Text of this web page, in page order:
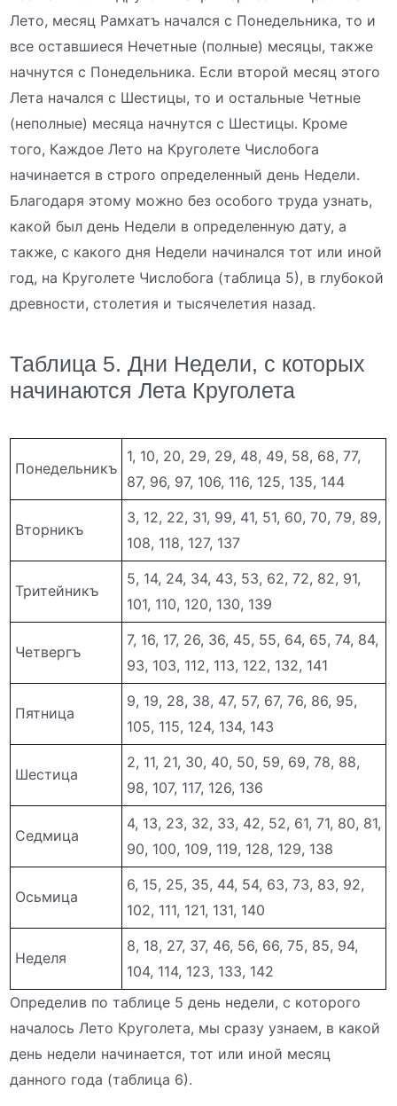
Лето, месяц Рамхатъ начался с Понедельника, то и
все оставшиеся Нечетные (полные) месяцы, также
начнутся с Понедельника. Если второй месяц этого
Лета начался с Шестицы, то и остальные Четные
(неполные) месяца начнутся с Шестицы. Кроме
того, Каждое Лето на Круголете Числобога
начинается в строго определенный день Недели.
Благодаря этому можно без особого труда узнать,
какой был день Недели в определенную дату, а
также, с какого дня Недели начинался тот или иной
год, на Круголете Числобога (таблица 5), в глубокой
древности, столетия и тысячелетия назад.
Таблица 5. Дни Недели, с которых
начинаются Лета Круголета
Понедельникъ
1, 10, 20, 29, 29, 48, 49, 58, 68, 77,
87, 96, 97, 106, 116, 125, 135, 144
Вторникъ
3, 12, 22, 31, 99, 41, 51, 60, 70, 79, 89,
108, 118, 127, 137
Тритейникъ
5, 14, 24, 34, 43, 53, 62, 72, 82, 91,
101, 110, 120, 130, 139
Четвергъ
7, 16, 17, 26, 36, 45, 55, 64, 65, 74, 84,
93, 103, 112, 113, 122, 132, 141
Пятница
9, 19, 28, 38, 47, 57, 67, 76, 86, 95,
105, 115, 124, 134, 143
Шестица
2, 11, 21, 30, 40, 50, 59, 69, 78, 88,
98, 107, 117, 126, 136
Седмица
4, 13, 23, 32, 33, 42, 52, 61, 71, 80, 81,
90, 100, 109, 119, 128, 129, 138
Осьмица
6, 15, 25, 35, 44, 54, 63, 73, 83, 92,
102, 111, 121, 131, 140
Неделя
8, 18, 27, 37, 46, 56, 66, 75, 85, 94,
104, 114, 123, 133, 142
Определив по таблице 5 день недели, с которого
началось Лето Круголета, мы сразу узнаем, в какой
день недели начинается, тот или иной месяц
данного года (таблица 6).